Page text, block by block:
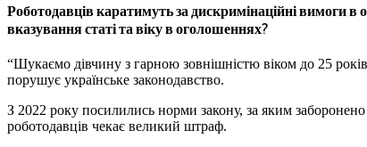
Роботодавців каратимуть за дискримінаційні вимоги
вказування статі та віку в оголошеннях?
“Шукаємо дівчину з гарною зовнішністю віком до 25
порушує українське законодавство.
З 2022 року посилились норми закону, за яким
роботодавців чекає великий штраф.